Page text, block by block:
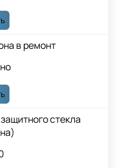
в ремонт
стекла